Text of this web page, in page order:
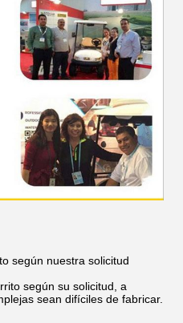
según nuestra solicitud
según su solicitud, a
sean difíciles de fabricar.